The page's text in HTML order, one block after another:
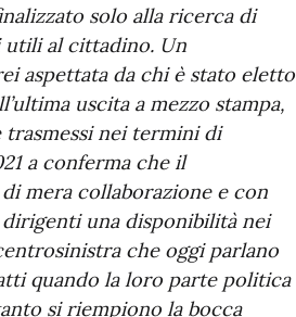
solo alla ricerca di
al cittadino. Un
aspettata da chi è stato eletto
uscita a mezzo stampa,
nei termini di
a conferma che il
mera collaborazione e con
una disponibilità nei
che oggi parlano
quando la loro parte politica
si riempiono la bocca